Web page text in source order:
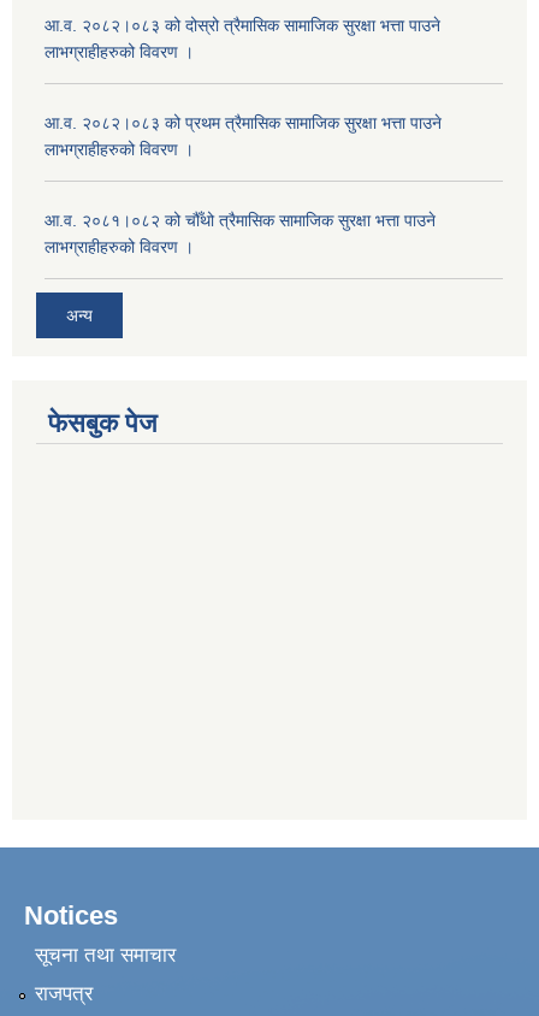
आ.व. २०८२।०८३ को दोस्रो त्रैमासिक सामाजिक सुरक्षा भत्ता पाउने
लाभग्राहीहरुको विवरण ।
आ.व. २०८२।०८३ को प्रथम त्रैमासिक सामाजिक सुरक्षा भत्ता पाउने
लाभग्राहीहरुको विवरण ।
आ.व. २०८१।०८२ को चौँथो त्रैमासिक सामाजिक सुरक्षा भत्ता पाउने
लाभग्राहीहरुको विवरण ।
अन्य
फेसबुक पेज
Notices
सूचना तथा समाचार
राजपत्र